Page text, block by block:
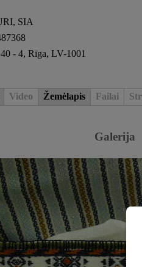
SIA
- 4, Rīga, LV-1001
Video Žemėlapis Failai
Galerija